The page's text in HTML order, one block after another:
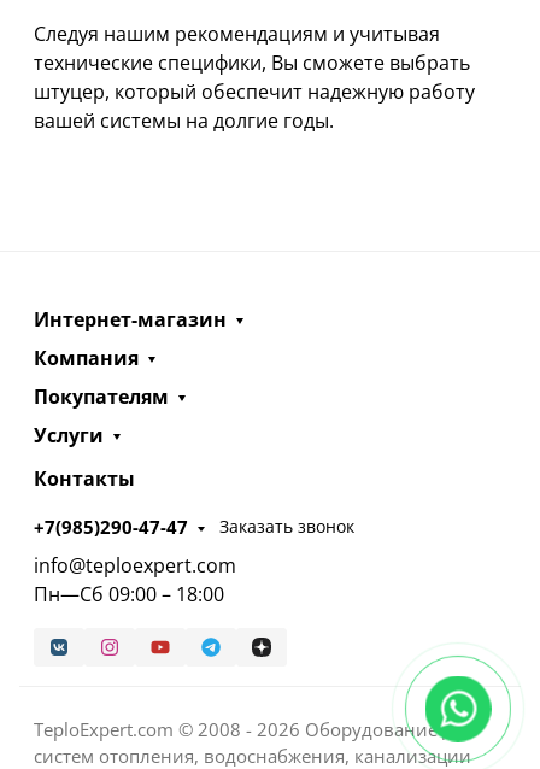
Следуя нашим рекомендациям и учитывая
технические специфики, Вы сможете выбрать
штуцер, который обеспечит надежную работу
вашей системы на долгие годы.
Интернет-магазин
Компания
Покупателям
Услуги
Контакты
+7(985)290-47-47 Заказать звонок
info@teploexpert.com
Пн—Сб 09:00 – 18:00
TeploExpert.com © 2008 - 2026 Оборудование для
систем отопления, водоснабжения, канализации